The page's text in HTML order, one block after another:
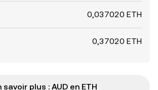
0,037020 ETH
0,37020 ETH
savoir plus : AUD en ETH